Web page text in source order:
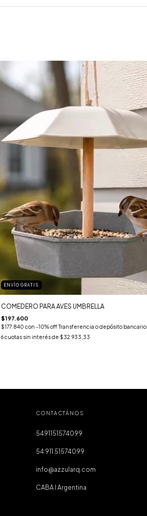
ENVÍO GRATIS
COMEDERO PARA AVES UMBRELLA
$197.600
$177.840con -10% off Transferencia o depósito bancario
6cuotas sin interés de $32.933,33
CONTACTÁNOS
5491151574099
54 911 51574099
info@azzularq.com
CABA I Argentina